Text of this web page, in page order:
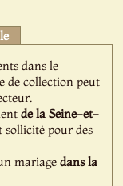
dans le
de collection peut
de la Seine-et-
sollicité pour des
mariagedans la